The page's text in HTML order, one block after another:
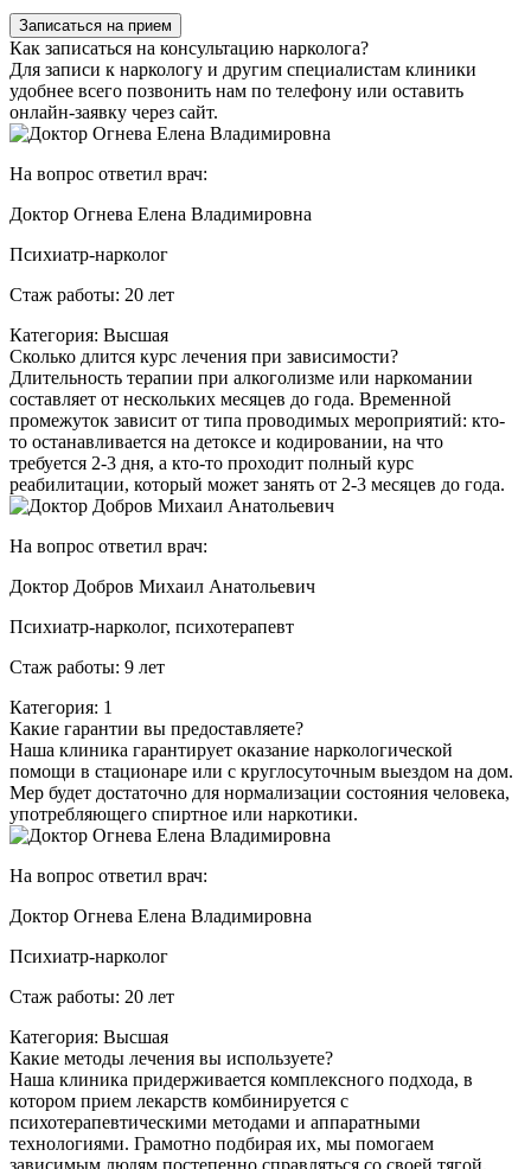
Записаться на прием
Как записаться на консультацию нарколога?
Для записи к наркологу и другим специалистам клиники
удобнее всего позвонить нам по телефону или оставить
онлайн-заявку через сайт.
На вопрос ответил врач:
Доктор Огнева Елена Владимировна
Психиатр-нарколог
Стаж работы: 20 лет
Категория: Высшая
Сколько длится курс лечения при зависимости?
Длительность терапии при алкоголизме или наркомании
составляет от нескольких месяцев до года. Временной
промежуток зависит от типа проводимых мероприятий: кто-
то останавливается на детоксе и кодировании, на что
требуется 2-3 дня, а кто-то проходит полный курс
реабилитации, который может занять от 2-3 месяцев до года.
На вопрос ответил врач:
Доктор Добров Михаил Анатольевич
Психиатр-нарколог, психотерапевт
Стаж работы: 9 лет
Категория: 1
Какие гарантии вы предоставляете?
Наша клиника гарантирует оказание наркологической
помощи в стационаре или с круглосуточным выездом на дом.
Мер будет достаточно для нормализации состояния человека,
употребляющего спиртное или наркотики.
На вопрос ответил врач:
Доктор Огнева Елена Владимировна
Психиатр-нарколог
Стаж работы: 20 лет
Категория: Высшая
Какие методы лечения вы используете?
Наша клиника придерживается комплексного подхода, в
котором прием лекарств комбинируется с
психотерапевтическими методами и аппаратными
технологиями. Грамотно подбирая их, мы помогаем
зависимым людям постепенно справляться со своей тягой.